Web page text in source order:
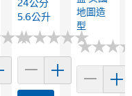
★★
★★
5.6公升
★★★★★
★★★★★
地圖造
型
★★★
★★★